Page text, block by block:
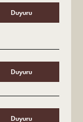
Duyuru
Duyuru
Duyuru